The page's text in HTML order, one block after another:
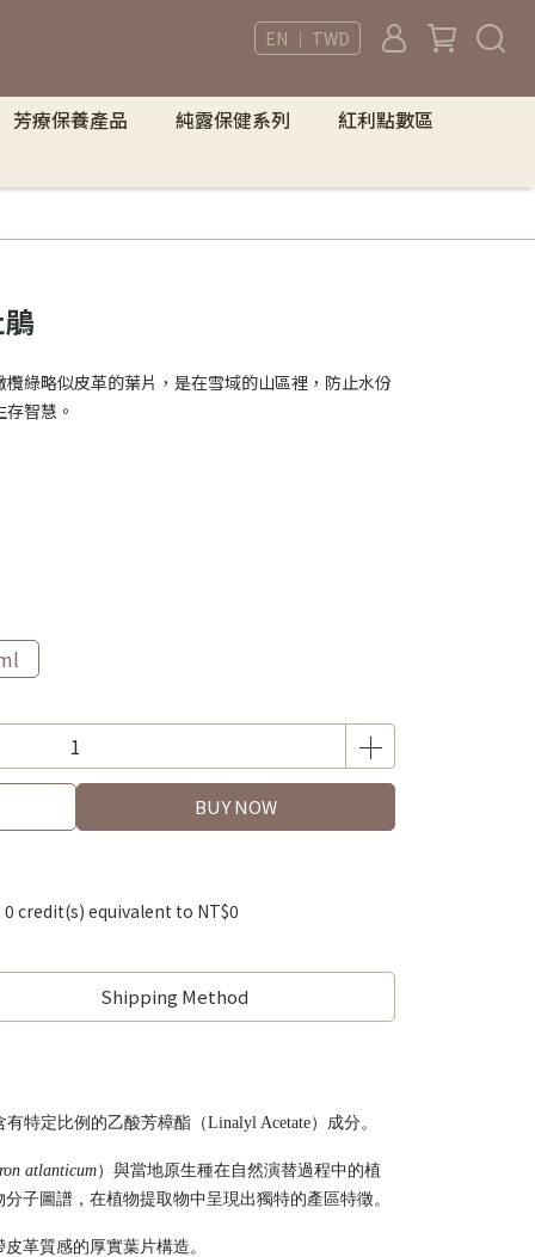
EN ｜ TWD
芳療保養產品 純露保健系列 紅利點數區
綠略似皮革的葉片，是在雪域的山區裡，防止水份
智慧。
BUY NOW
0 credit(s) equivalent to NT$0
Shipping Method
特定比例的乙酸芳樟酯（Linalyl Acetate）成分。
atlanticum）與當地原生種在自然演替過程中的植
子圖譜，在植物提取物中呈現出獨特的產區特徵。
革質感的厚實葉片構造。